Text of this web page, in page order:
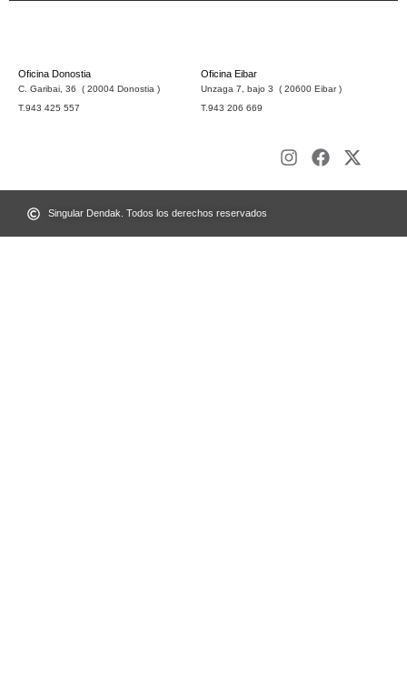
Oficina Donostia
C. Garibai, 36 ( 20004 Donostia )
T.943 425 557
Oficina Eibar
Unzaga 7, bajo 3 ( 20600 Eibar )
T.943 206 669
Singular Dendak. Todos los derechos reservados